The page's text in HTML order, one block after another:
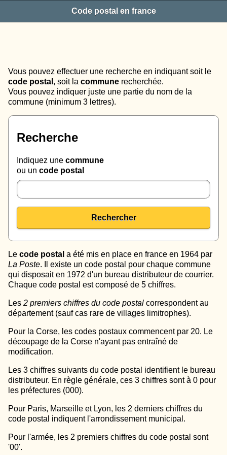
Code postal en france
Vous pouvez effectuer une recherche en indiquant soit le
code postal , soit la commune recherchée.
Vous pouvez indiquer juste une partie du nom de la
commune (minimum 3 lettres).
Recherche
Indiquez une commune
ou un code postal
Rechercher
Le code postal a été mis en place en france en 1964 par
La Poste. Il existe un code postal pour chaque commune
qui disposait en 1972 d'un bureau distributeur de courrier.
Chaque code postal est composé de 5 chiffres.
Les 2 premiers chiffres du code postal correspondent au
département (sauf cas rare de villages limitrophes).
Pour la Corse, les codes postaux commencent par 20. Le
découpage de la Corse n'ayant pas entraîné de
modification.
Les 3 chiffres suivants du code postal identifient le bureau
distributeur. En règle générale, ces 3 chiffres sont à 0 pour
les préfectures (000).
Pour Paris, Marseille et Lyon, les 2 derniers chiffres du
code postal indiquent l'arrondissement municipal.
Pour l'armée, les 2 premiers chiffres du code postal sont
'00'.